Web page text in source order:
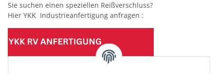
Sie suchen einen speziellen Reißverschluss?
Hier YKK Industrieanfertigung anfragen :
(Mindesttabnahmemenge 10 Stück je Länge und Farbe)